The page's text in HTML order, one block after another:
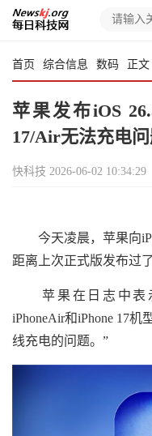
首页 综合信息 数码 正文
苹果发布iOS
17/Air无法充电
快科技 2026-06-02 10:34:29
今天凌晨，苹果向
距离上次正式版发布过了
苹果在日志中表
iPhoneAir和iPhone 17
线充电的问题。”